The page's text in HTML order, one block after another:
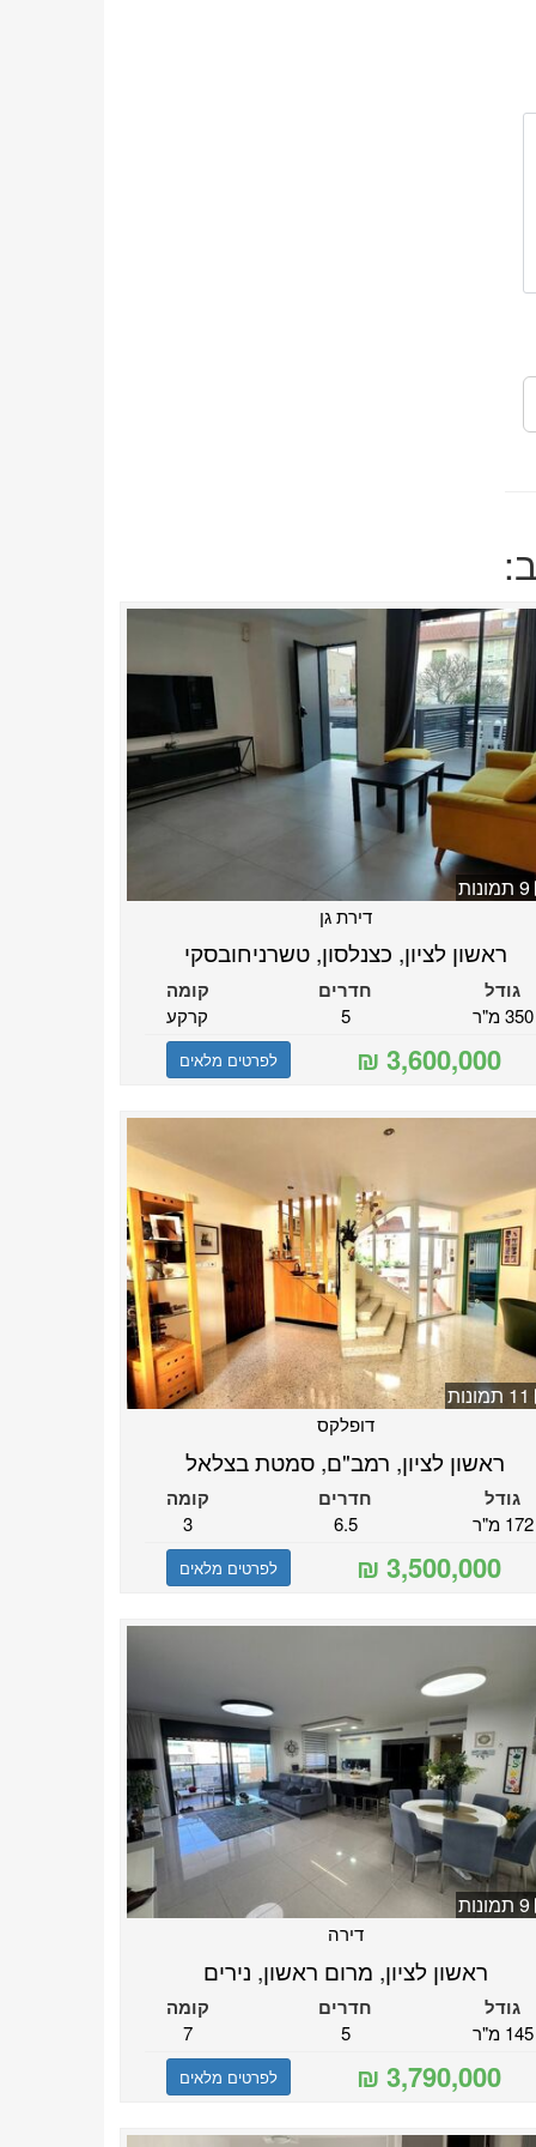
9 תמונות
דירת גן
ראשון לציון, כצנלסון, טשרניחובסקי
גודל
350 מ"ר
חדרים
5
קומה
קרקע
לפרטים מלאים
11 תמונות
דופלקס
ראשון לציון, רמב"ם, סמטת בצלאל
גודל
172 מ"ר
חדרים
6.5
קומה
3
לפרטים מלאים
9 תמונות
דירה
ראשון לציון, מרום ראשון, נירים
גודל
145 מ"ר
חדרים
5
קומה
7
לפרטים מלאים